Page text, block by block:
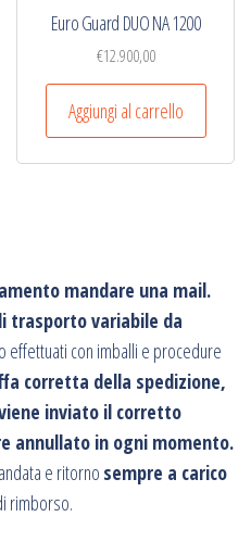
Euro Guard DUO NA 1200
€12.900,00
Aggiungi al carrello
mandare una mail.
trasporto variabile da
effettuati con imballi e procedure
corretta della spedizione,
inviato il corretto
annullato in ogni momento.
e ritorno sempre a carico
rimborso.